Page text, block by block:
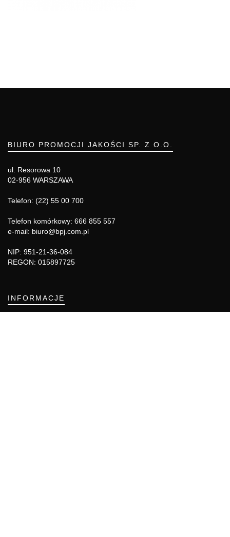
BIURO PROMOCJI JAKOŚCI SP. Z O.O.
ul. Resorowa 10
02-956 WARSZAWA
Telefon: (22) 55 00 700
Telefon komórkowy: 666 855 557
e-mail: biuro@bpj.com.pl
NIP: 951-21-36-084
REGON: 015897725
INFORMACJE